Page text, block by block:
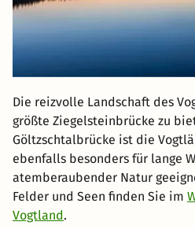
Die reizvolle Landschaft des
größte Ziegelsteinbrücke zu
Göltzschtalbrücke ist die
ebenfalls besonders für lange
atemberaubender Natur
Felder und Seen finden Sie im
Vogtland.